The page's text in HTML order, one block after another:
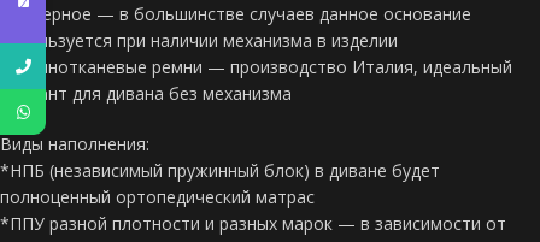
*Фанерное — в большинстве случаев данное основание
используется при наличии механизма в изделии
*Резинотканевые ремни — производство Италия, идеальный
вариант для дивана без механизма
Виды наполнения:
*НПБ (независимый пружинный блок) в диване будет
полноценный ортопедический матрас
*ППУ разной плотности и разных марок — в зависимости от